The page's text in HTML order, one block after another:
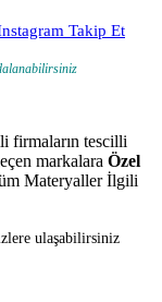
Takip Et
firmaların tescilli
markalara Özel
Materyaller İlgili
ulaşabilirsiniz